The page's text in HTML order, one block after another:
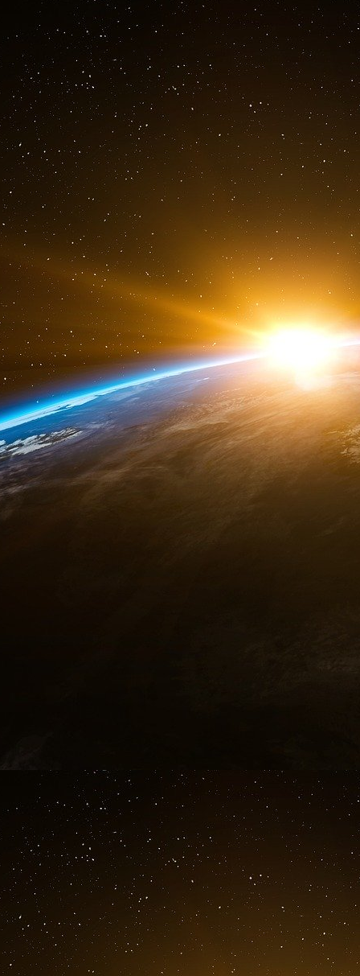
que seulement 10 % d’entre eux réclament
Et donc, le banquier va se transformer en
prêts qu’il a de dépôts. En fait, il se met à
convenu d’appeler le cycle du crédit.
Car cette monnaie nouvellement créée se
concurrents, ce qui permet aux taux
d’emprunter, ce qui créée plus de dépôts et
le meilleur des mondes.
Mais, à chaque cycle arrive un moment où
baisse des fonds propres du banquier, qui
rembourser, ce qu’ils ne peuvent pas tous
masse monétaire se met à baisser, les taux
de nouveaux dépôts de bilan, les banques
bouchons, les épargnants retirent leur
saines disparaissent brutalement et une
d’habitude dure une dizaine d’années
Et c’est à cause de ce cycle du crédit que
remplir deux rôles.
Vérifier que les fonds propres des
consentis à tout moment.
En cas de crise de liquidité, fournir
escomptant les créances qu’elles
banques de ne pas sauter pendant les
La banque centrale était donc à la fois un outil
Arrive le XX
siècle, le siècle des
clientélisme.
Les besoins financiers des Etats explosent,
donc des banques commerciales et des
Et ce qui devait arriver arriva. La
investissements mais pour servir les
remboursés à la différence des prêts au